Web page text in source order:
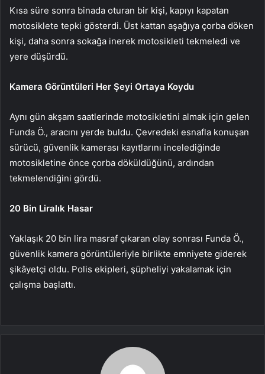
Kısa süre sonra binada oturan bir kişi, kapıyı kapatan
motosiklete tepki gösterdi. Üst kattan aşağıya çorba döken
kişi, daha sonra sokağa inerek motosikleti tekmeledi ve
yere düşürdü.
Kamera Görüntüleri Her Şeyi Ortaya Koydu
Aynı gün akşam saatlerinde motosikletini almak için gelen
Funda Ö., aracını yerde buldu. Çevredeki esnafla konuşan
sürücü, güvenlik kamerası kayıtlarını incelediğinde
motosikletine önce çorba döküldüğünü, ardından
tekmelendiğini gördü.
20 Bin Liralık Hasar
Yaklaşık 20 bin lira masraf çıkaran olay sonrası Funda Ö.,
güvenlik kamera görüntüleriyle birlikte emniyete giderek
şikâyetçi oldu. Polis ekipleri, şüpheliyi yakalamak için
çalışma başlattı.